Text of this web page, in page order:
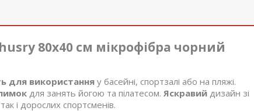
80x40 см мікрофібра чорний
для використання у басейні, спортзалі або на пляжі.
для занять йогою та пілатесом. Яскравий дизайн зі
так і дорослих спортсменів.